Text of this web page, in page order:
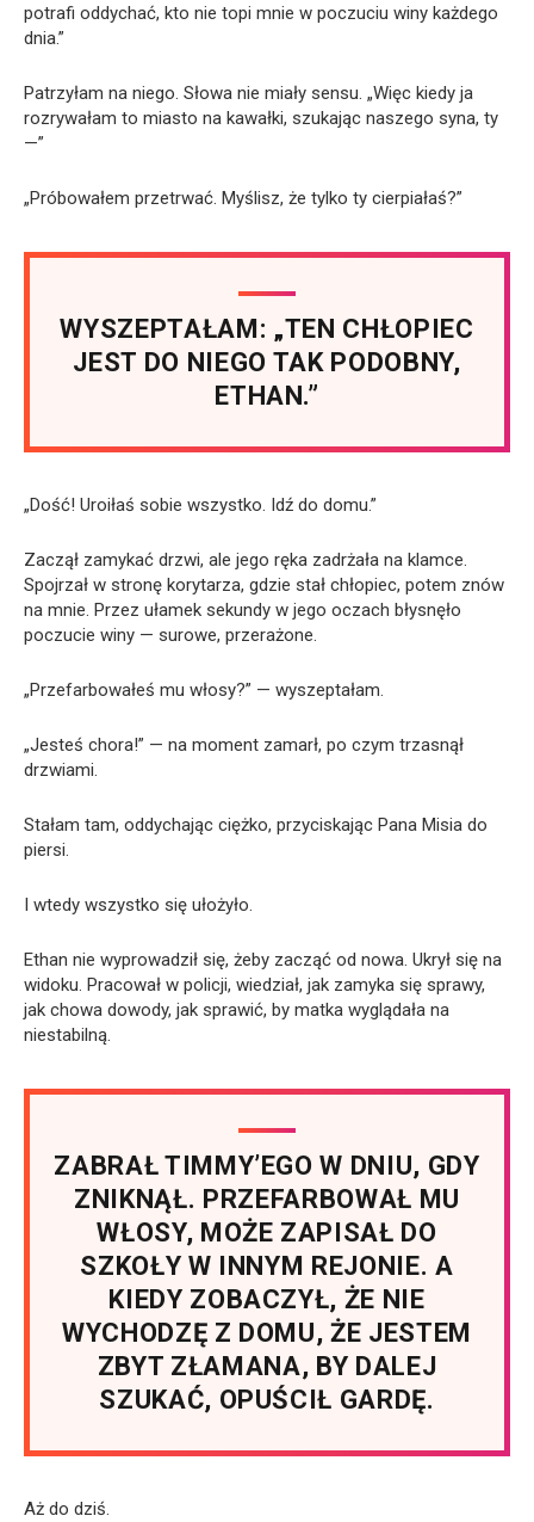
potrafi oddychać, kto nie topi mnie w poczuciu winy każdego
dnia.”
Patrzyłam na niego. Słowa nie miały sensu. „Więc kiedy ja
rozrywałam to miasto na kawałki, szukając naszego syna, ty
—”
„Próbowałem przetrwać. Myślisz, że tylko ty cierpiałaś?”
WYSZEPTAŁAM: „TEN CHŁOPIEC
JEST DO NIEGO TAK PODOBNY,
ETHAN.”
„Dość! Uroiłaś sobie wszystko. Idź do domu.”
Zaczął zamykać drzwi, ale jego ręka zadrżała na klamce.
Spojrzał w stronę korytarza, gdzie stał chłopiec, potem znów
na mnie. Przez ułamek sekundy w jego oczach błysnęło
poczucie winy — surowe, przerażone.
„Przefarbowałeś mu włosy?” — wyszeptałam.
„Jesteś chora!” — na moment zamarł, po czym trzasnął
drzwiami.
Stałam tam, oddychając ciężko, przyciskając Pana Misia do
piersi.
I wtedy wszystko się ułożyło.
Ethan nie wyprowadził się, żeby zacząć od nowa. Ukrył się na
widoku. Pracował w policji, wiedział, jak zamyka się sprawy,
jak chowa dowody, jak sprawić, by matka wyglądała na
niestabilną.
ZABRAŁ TIMMY’EGO W DNIU, GDY
ZNIKNĄŁ. PRZEFARBOWAŁ MU
WŁOSY, MOŻE ZAPISAŁ DO
SZKOŁY W INNYM REJONIE. A
KIEDY ZOBACZYŁ, ŻE NIE
WYCHODZĘ Z DOMU, ŻE JESTEM
ZBYT ZŁAMANA, BY DALEJ
SZUKAĆ, OPUŚCIŁ GARDĘ.
Aż do dziś.